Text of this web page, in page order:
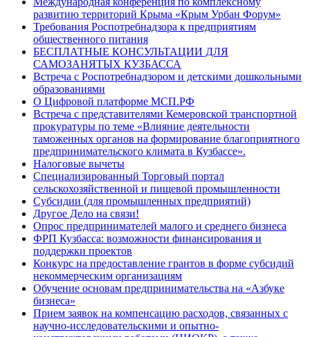
развитию территорий Крыма «Крым Урбан Форум»
Требования Роспотребнадзора к предприятиям
общественного питания
БЕСПЛАТНЫЕ КОНСУЛЬТАЦИИ ДЛЯ
САМОЗАНЯТЫХ КУЗБАССА
Встреча с Роспотребнадзором и детскими дошкольными
образованиями
О Цифровой платформе МСП.РФ
Встреча с представителями Кемеровской транспортной
прокуратуры по теме «Влияние деятельности
таможенных органов на формирование благоприятного
предпринимательского климата в Кузбассе».
Налоговые вычеты
Специализированный Торговый портал
сельскохозяйственной и пищевой промышленности
Субсидии (для промышленных предприятий)
Другое Дело на связи!
Опрос предпринимателей малого и среднего бизнеса
ФРП Кузбасса: возможности финансирования и
поддержки проектов
Конкурс на предоставление грантов в форме субсидий
некоммерческим организациям
Обучение основам предпринимательства на «Азбуке
бизнеса»
Прием заявок на компенсацию расходов, связанных с
научно-исследовательскими и опытно-